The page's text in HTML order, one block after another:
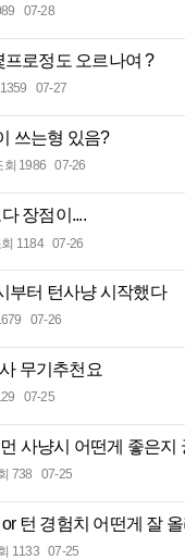
07-28
프로정도 오르나여 ?
07-27
쓰는형 있음?
회 1986 07-26
장점이....
1184 07-26
부터 턴사냥 시작했다
07-26
무기추천요
07-25
사냥시 어떤게 좋은지
738 07-25
턴 경험치 어떤게 잘
1133 07-25